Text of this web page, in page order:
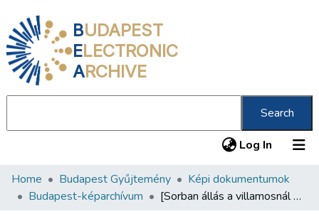
BUDAPEST
ELECTRONIC
ARCHIVE
Search
Log In (current)
Communities & Collections
Home Budapest Gyűjtemény
Képi dokumentumok
Budapest-képarchívum
[Sorban állás a villamosnál halottak napján]